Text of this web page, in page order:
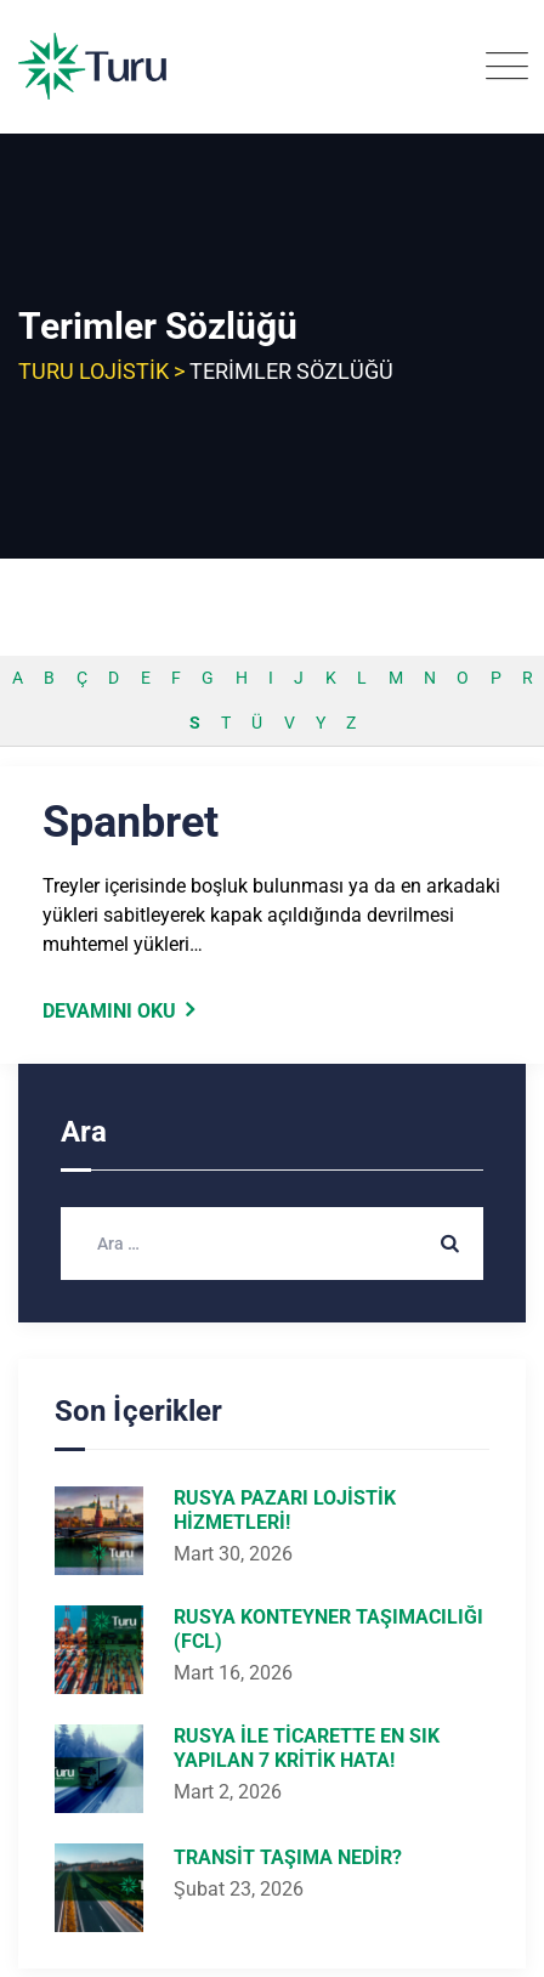
content
Terimler Sözlüğü
TURU LOJISTIK >TERIMLER SÖZLÜĞÜ
A B Ç D E F G H I J K L M N O P R
S T Ü V Y Z
Spanbret
Treyler içerisinde boşluk bulunması ya da en arkadaki
yükleri sabitleyerek kapak açıldığında devrilmesi
muhtemel yükleri…
DEVAMINI OKU
Ara
Son İçerikler
RUSYA PAZARI LOJISTIK
HIZMETLERI!
Mart 30, 2026
RUSYA KONTEYNER TAŞIMACILIĞI
(FCL)
Mart 16, 2026
RUSYA ILE TICARETTE EN SIK
YAPILAN 7 KRITIK HATA!
Mart 2, 2026
TRANSIT TAŞIMA NEDIR?
Şubat 23, 2026